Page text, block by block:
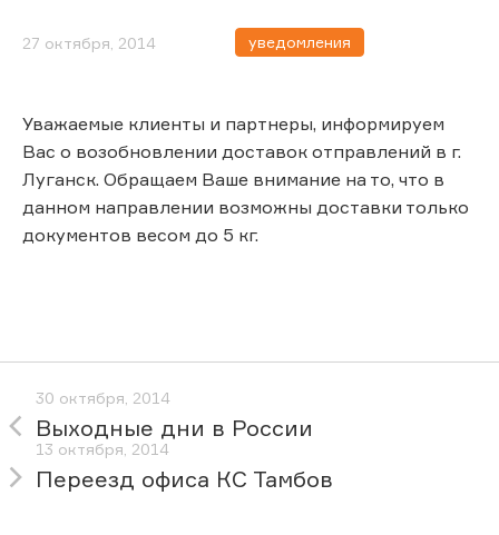
27 октября, 2014 уведомления
Уважаемые клиенты и партнеры, информируем
Вас о возобновлении доставок отправлений в г.
Луганск. Обращаем Ваше внимание на то, что в
данном направлении возможны доставки только
документов весом до 5 кг.
30 октября, 2014
Выходные дни в России
13 октября, 2014
Переезд офиса КС Тамбов